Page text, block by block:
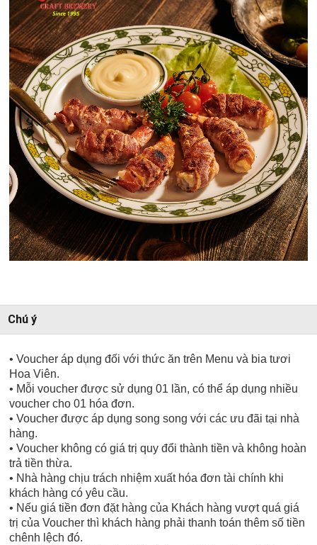
Chú ý
• Voucher áp dụng đối với thức ăn trên Menu và bia tươi
Hoa Viên.
• Mỗi voucher được sử dụng 01 lần, có thể áp dụng nhiều
voucher cho 01 hóa đơn.
• Voucher được áp dụng song song với các ưu đãi tại nhà
hàng.
• Voucher không có giá trị quy đổi thành tiền và không hoàn
trả tiền thừa.
• Nhà hàng chịu trách nhiệm xuất hóa đơn tài chính khi
khách hàng có yêu cầu.
• Nếu giá tiền đơn đặt hàng của Khách hàng vượt quá giá
trị của Voucher thì khách hàng phải thanh toán thêm số tiền
chênh lệch đó.